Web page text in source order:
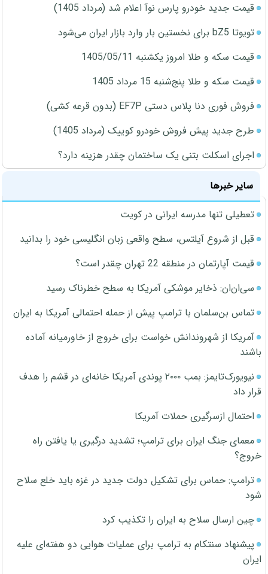
قیمت جدید خودرو پارس نوآ اعلام شد (مرداد 1405)
تویوتا bZ5 برای نخستین بار وارد بازار ایران می‌شود
قیمت سکه و طلا امروز یکشنبه 1405/05/11
قیمت سکه و طلا پنج‌شنبه 15 مرداد 1405
فروش فوری دنا پلاس دستی EF7P (بدون قرعه کشی)
طرح جدید پیش فروش خودرو کوییک (مرداد 1405)
اجرای اسکلت بتنی یک ساختمان چقدر هزینه دارد؟
سایر خبرها
تعطیلی تنها مدرسه ایرانی در کویت
قبل از شروع آیلتس، سطح واقعی زبان انگلیسی خود را بدانید
قیمت آپارتمان در منطقه 22 تهران چقدر است؟
سی‌ان‌ان: ذخایر موشکی آمریکا به سطح خطرناک رسید
تماس بن‌سلمان با ترامپ پیش از حمله احتمالی آمریکا به ایران
آمریکا از شهروندانش خواست برای خروج از خاورمیانه آماده
باشند
نیویورک‌تایمز: بمب ۲۰۰۰ پوندی آمریکا خانه‌ای در قشم را هدف
قرار داد
احتمال ازسرگیری حملات آمریکا
معمای جنگ ایران برای ترامپ؛ تشدید درگیری یا یافتن راه
خروج؟
ترامپ: حماس برای تشکیل دولت جدید در غزه باید خلع سلاح
شود
چین ارسال سلاح به ایران را تکذیب کرد
پیشنهاد سنتکام به ترامپ برای عملیات هوایی دو هفته‌ای علیه
ایران